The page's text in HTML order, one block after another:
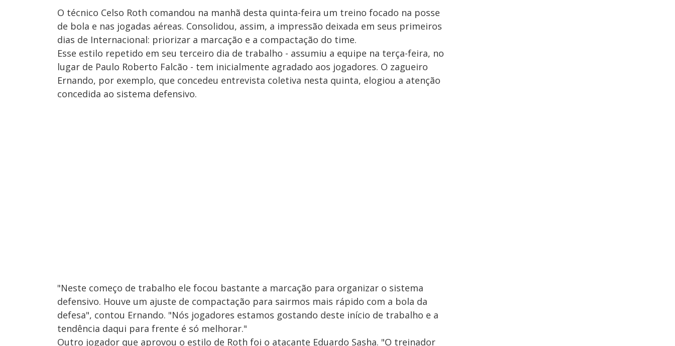
O técnico Celso Roth comandou na manhã desta quinta-feira um treino focado na posse
de bola e nas jogadas aéreas. Consolidou, assim, a impressão deixada em seus primeiros
dias de Internacional: priorizar a marcação e a compactação do time.
Esse estilo repetido em seu terceiro dia de trabalho - assumiu a equipe na terça-feira, no
lugar de Paulo Roberto Falcão - tem inicialmente agradado aos jogadores. O zagueiro
Ernando, por exemplo, que concedeu entrevista coletiva nesta quinta, elogiou a atenção
concedida ao sistema defensivo.
"Neste começo de trabalho ele focou bastante a marcação para organizar o sistema
defensivo. Houve um ajuste de compactação para sairmos mais rápido com a bola da
defesa", contou Ernando. "Nós jogadores estamos gostando deste início de trabalho e a
tendência daqui para frente é só melhorar."
Outro jogador que aprovou o estilo de Roth foi o atacante Eduardo Sasha. "O treinador